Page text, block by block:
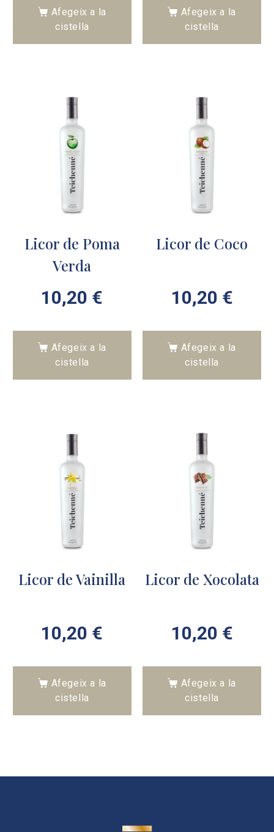
Afegeix a la
cistella
Afegeix a la
cistella
Licor de Poma
Verda
10,20 €
Afegeix a la
cistella
Licor de Coco
10,20 €
Afegeix a la
cistella
Licor de Vainilla
10,20 €
Afegeix a la
cistella
Licor de Xocolata
10,20 €
Afegeix a la
cistella